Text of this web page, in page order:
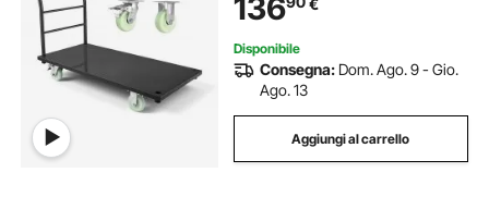
per Trasporto Merci Pacchi
136
Disponibile
Consegna: Dom. Ago. 9 - Gio.
Ago. 13
Aggiungi al carrello